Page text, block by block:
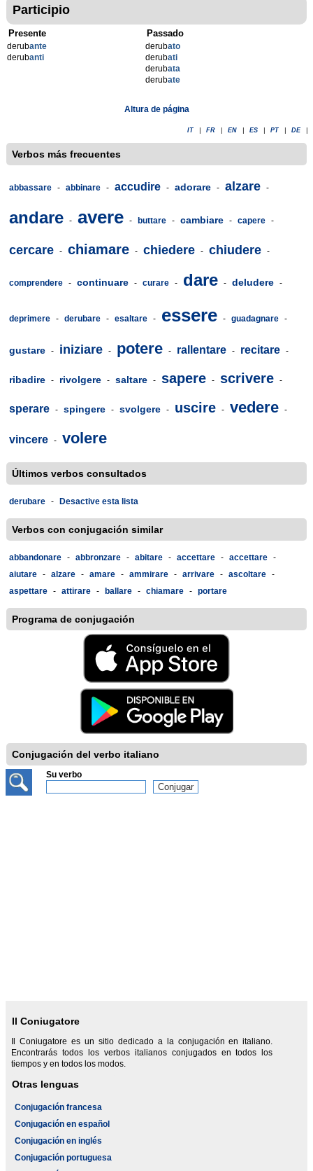
Participio
Presente
derubante
derubanti
Passado
derubato
derubati
derubata
derubate
Altura de página
IT FR EN ES PT DE
Verbos más frecuentes
abbassare - abbinare - accudire - adorare - alzare -
andare - avere - buttare - cambiare - capere -
cercare - chiamare - chiedere - chiudere -
comprendere - continuare - curare - dare - deludere -
deprimere - derubare - esaltare - essere - guadagnare -
gustare - iniziare - potere - rallentare - recitare -
ribadire - rivolgere - saltare - sapere - scrivere -
sperare - spingere - svolgere - uscire - vedere -
vincere - volere
Últimos verbos consultados
derubare - Desactive esta lista
Verbos con conjugación similar
abbandonare - abbronzare - abitare - accettare - accettare -
aiutare - alzare - amare - ammirare - arrivare - ascoltare -
aspettare - attirare - ballare - chiamare - portare
Programa de conjugación
Conjugación del verbo italiano
Su verbo
Il Coniugatore
Il Coniugatore es un sitio dedicado a la conjugación en italiano.
Encontrarás todos los verbos italianos conjugados en todos los
tiempos y en todos los modos.
Otras lenguas
Conjugación francesa
Conjugación en español
Conjugación en inglés
Conjugación portuguesa